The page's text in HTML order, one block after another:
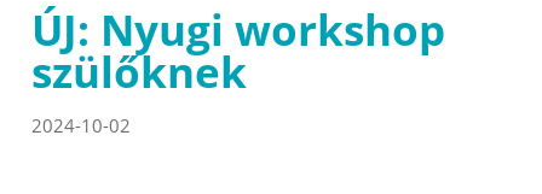
ÚJ: Nyugi workshop
szülőknek
2024-10-02